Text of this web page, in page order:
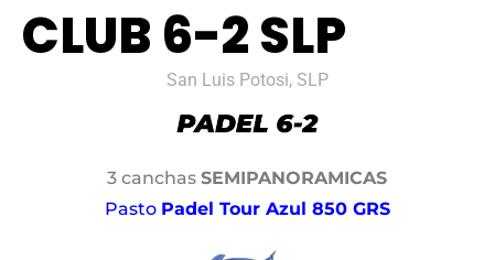
CLUB 6-2 SLP
San Luis Potosi, SLP
3 canchas SEMIPANORAMICAS
Pasto Padel Tour Azul 850 GRS